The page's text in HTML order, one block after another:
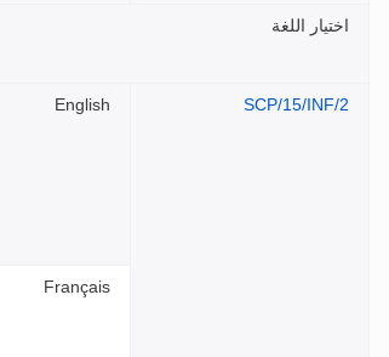
اختيار اللغة
SCP/15/INF/2
English
Français